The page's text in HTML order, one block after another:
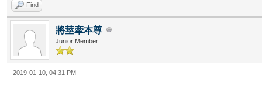
Find
將莖牽本尊
Junior Member
2019-01-10, 04:31 PM